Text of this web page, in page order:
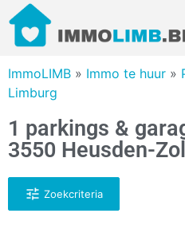
ImmoLIMB » Immo te huur »
Limburg
1 parkings &
3550 Heusden-
Zoekcriteria